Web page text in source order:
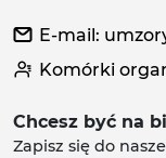
E-mail:
Komórki
Chcesz być na
Zapisz się do